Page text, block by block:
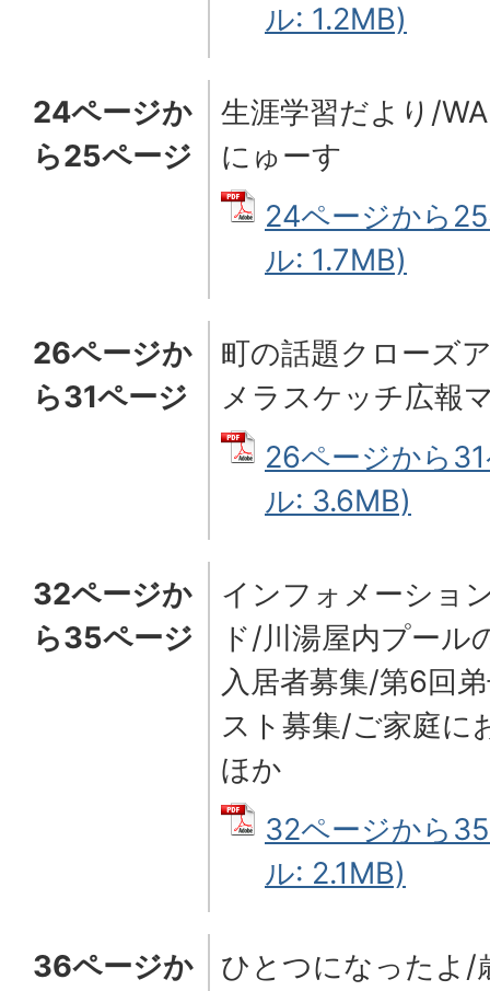
ル: 1.2MB)
24ページか
ら25ページ
生涯学習だより/
にゅーす
24ページから
ル: 1.7MB)
26ページか
ら31ページ
町の話題クローズ
メラスケッチ広報
26ページから
ル: 3.6MB)
32ページか
ら35ページ
インフォメーショ
ド/川湯屋内プール
入居者募集/第6回
スト募集/ご家庭に
ほか
32ページから
ル: 2.1MB)
36ページか
ひとつになったよ/